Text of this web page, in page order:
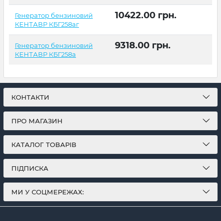
Генератор бензиновий
КЕНТАВР КБГ258аг
10422.00 грн.
Генератор бензиновий
КЕНТАВР КБГ258а
9318.00 грн.
КОНТАКТИ
ПРО МАГАЗИН
КАТАЛОГ ТОВАРІВ
ПІДПИСКА
МИ У СОЦМЕРЕЖАХ: